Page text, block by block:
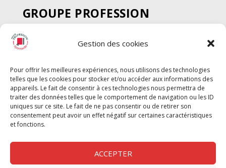
Gestion des cookies
Pour offrir les meilleures expériences, nous utilisons des technologies
telles que les cookies pour stocker et/ou accéder aux informations des
appareils. Le fait de consentir à ces technologies nous permettra de
traiter des données telles que le comportement de navigation ou les ID
uniques sur ce site. Le fait de ne pas consentir ou de retirer son
consentement peut avoir un effet négatif sur certaines caractéristiques
et fonctions.
ACCEPTER
GROUPE PROFESSION
SPECTACLE
Chèque Intermittents
Chèque Compta
Chèque Emploi Spectacle
G-Pods
Profession Audio-visuel